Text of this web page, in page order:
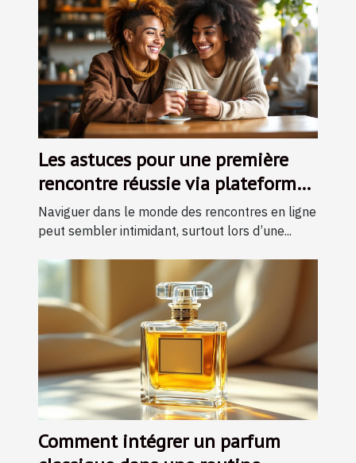
Les astuces pour une première
rencontre réussie via plateforme
en ligne
Naviguer dans le monde des rencontres en ligne
peut sembler intimidant, surtout lors d’une...
Comment intégrer un parfum